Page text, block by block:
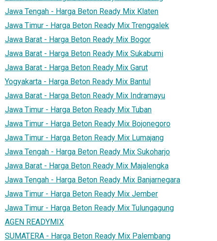
Jawa Tengah - Harga Beton Ready Mix Klaten
Jawa Timur - Harga Beton Ready Mix Trenggalek
Jawa Barat - Harga Beton Ready Mix Bogor
Jawa Barat - Harga Beton Ready Mix Sukabumi
Jawa Barat - Harga Beton Ready Mix Garut
Yogyakarta - Harga Beton Ready Mix Bantul
Jawa Barat - Harga Beton Ready Mix Indramayu
Jawa Timur - Harga Beton Ready Mix Tuban
Jawa Timur - Harga Beton Ready Mix Bojonegoro
Jawa Timur - Harga Beton Ready Mix Lumajang
Jawa Tengah - Harga Beton Ready Mix Sukoharjo
Jawa Barat - Harga Beton Ready Mix Majalengka
Jawa Tengah - Harga Beton Ready Mix Banjarnegara
Jawa Timur - Harga Beton Ready Mix Jember
Jawa Timur - Harga Beton Ready Mix Tulungagung
AGEN READYMIX
SUMATERA - Harga Beton Ready Mix Palembang